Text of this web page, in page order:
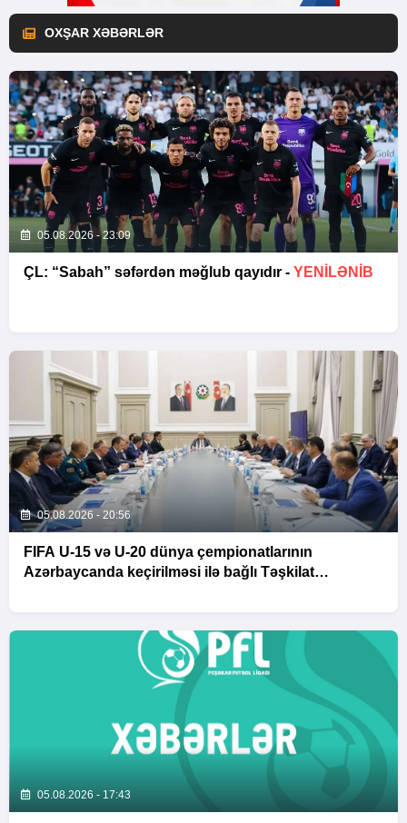
OXŞAR XƏBƏRLƏR
05.08.2026 - 23:09
ÇL: “Sabah” səfərdən məğlub qayıdır - YENİLƏNİB
05.08.2026 - 20:56
FIFA U-15 və U-20 dünya çempionatlarının
Azərbaycanda keçirilməsi ilə bağlı Təşkilat
05.08.2026 - 17:43